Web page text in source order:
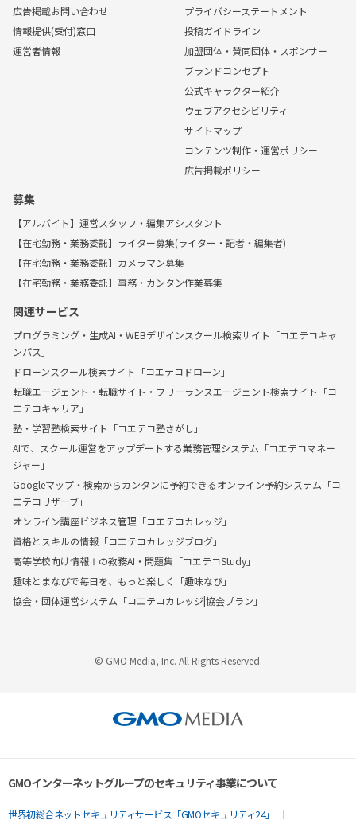
広告掲載お問い合わせ
情報提供(受付)窓口
運営者情報
プライバシーステートメント
投稿ガイドライン
加盟団体・賛同団体・スポンサー
ブランドコンセプト
公式キャラクター紹介
ウェブアクセシビリティ
サイトマップ
コンテンツ制作・運営ポリシー
広告掲載ポリシー
募集
【アルバイト】運営スタッフ・編集アシスタント
【在宅勤務・業務委託】ライター募集(ライター・記者・編集者)
【在宅勤務・業務委託】カメラマン募集
【在宅勤務・業務委託】事務・カンタン作業募集
関連サービス
プログラミング・生成AI・WEBデザインスクール検索サイト「コエテコキャ
ンパス」
ドローンスクール検索サイト「コエテコドローン」
転職エージェント・転職サイト・フリーランスエージェント検索サイト「コ
エテコキャリア」
塾・学習塾検索サイト「コエテコ塾さがし」
AIで、スクール運営をアップデートする業務管理システム「コエテコマネー
ジャー」
Googleマップ・検索からカンタンに予約できるオンライン予約システム「コ
エテコリザーブ」
オンライン講座ビジネス管理「コエテコカレッジ」
資格とスキルの情報「コエテコカレッジブログ」
高等学校向け情報Ⅰの教務AI・問題集「コエテコStudy」
趣味とまなびで毎日を、もっと楽しく「趣味なび」
協会・団体運営システム「コエテコカレッジ|協会プラン」
© GMO Media, Inc. All Rights Reserved.
GMOインターネットグループのセキュリティ事業について
世界初総合ネットセキュリティサービス「GMOセキュリティ24」